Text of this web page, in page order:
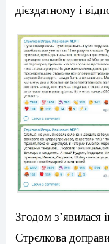
дієздатному і
Згодом з’явилася
Стрєлкова